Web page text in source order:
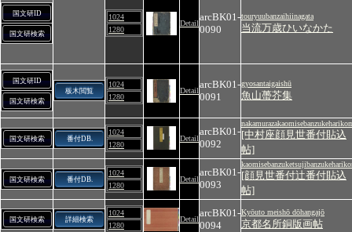
国文研ID
国文研検索
1024
1280
Detail
arcBK01-
0090
touryuubanzaihiinagata
当流万歳ひいなかた
国文研ID
国文研検索
板木閲覧
1024
1280
Detail
arcBK01-
0091
gyosantaigaishū
魚山蠆芥集
国文研検索 番付DB.
1024
1280
Detail
arcBK01-
0092
[中村座顔見世番付貼込
帖]
国文研検索 番付DB.
1024
1280
Detail
arcBK01-
0093
[顔見世番付辻番付貼込
帖]
国文研検索 詳細検索
1024
1280
Detail
arcBK01-
0094
Kyōuto meishō dōhangajō
京都名所銅版画帖